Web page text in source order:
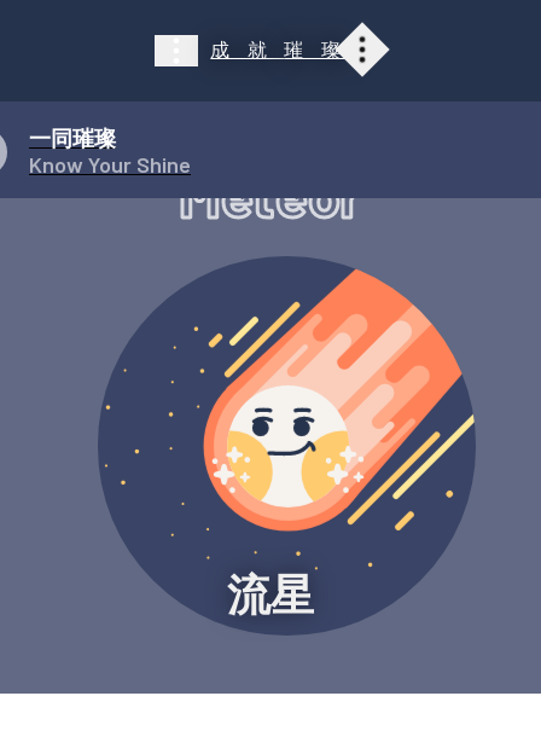
展覽介紹
光點探索
光輝廊道
引航星光
一同璀璨
成就璀璨
展覽介紹
一同璀璨
Know Your ShineMeteor
流星